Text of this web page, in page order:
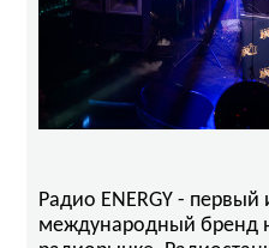
Радио ENERGY -
международный бренд